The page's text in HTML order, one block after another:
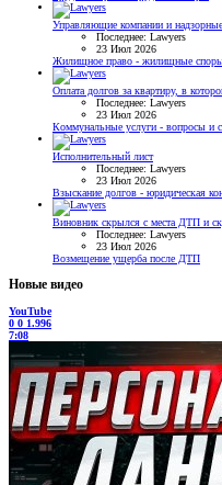
Управляющие компании и
Последнее: Lawyers
23 Июл 2026
Жилищное право - жилищные
Оплата долгов за квартиру, в
Последнее: Lawyers
23 Июл 2026
Коммунальные услуги - вопросы
Исполнительный лист
Последнее: Lawyers
23 Июл 2026
Взыскание долгов - юридическая
Виновник скрылся с места ДТП и
Последнее: Lawyers
23 Июл 2026
Возмещение ущерба после ДТП
Новые видео
YouTube
0 0 1.996
7:08